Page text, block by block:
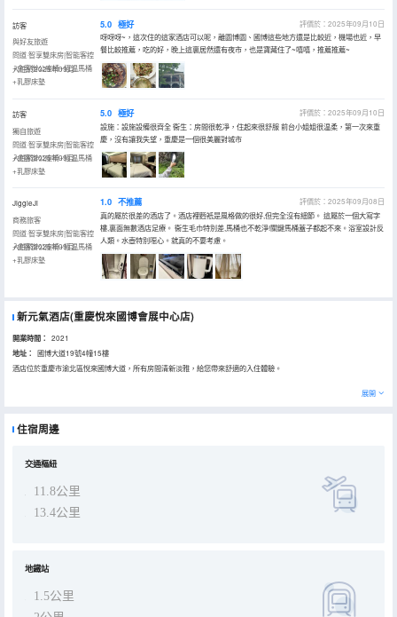
訪客
與好友旅遊
問道·智享雙床房|智能客控
+會客辦公座椅+恆温馬桶
+乳膠床墊
入住於2025年09月
5.0 極好
評價於：2025年09月10日
呀呀呀~，這次住的這家酒店可以呢，離園博園、國博這些地方還是比較近，機場也近，早
餐比較推薦，吃的好，晚上這裏居然還有夜市，也是寶藏住了~嘻嘻，推薦推薦~
訪客
獨自旅遊
問道·智享雙床房|智能客控
+會客辦公座椅+恆温馬桶
+乳膠床墊
入住於2025年09月
5.0 極好
評價於：2025年09月10日
設施：設施設備很齊全 衞生：房間很乾凈，住起來很舒服 前台小姐姐很温柔，第一次來重
慶，沒有讓我失望，重慶是一個很美麗對城市
JiggleJi
商務旅客
問道·智享雙床房|智能客控
+會客辦公座椅+恆温馬桶
+乳膠床墊
入住於2025年09月
1.0 不推薦
評價於：2025年09月08日
真的屬於很差的酒店了。酒店裡麪衹是風格做的很好,但完全沒有細節。 這屬於一個大寫字
樓,裏面無數酒店足療。 衞生毛巾特別差,馬桶也不乾淨!關鍵馬桶蓋子都起不來。浴室設計反
人類。水壺特別噁心。就真的不要考慮。
新元氣酒店(重慶悅來國博會展中心店)
開業時間： 2021
地址：
國博大道19號4幢15樓
酒店位於重慶市渝北區悅來國博大道，所有房間清新淡雅，給您帶來舒適的入住體驗。
展開
住宿周邊
交通樞紐
11.8公里
13.4公里
地鐵站
1.5公里